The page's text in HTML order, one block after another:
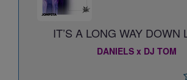
IT’S A LONG WAY DOWN
DANIELS x DJ TOM